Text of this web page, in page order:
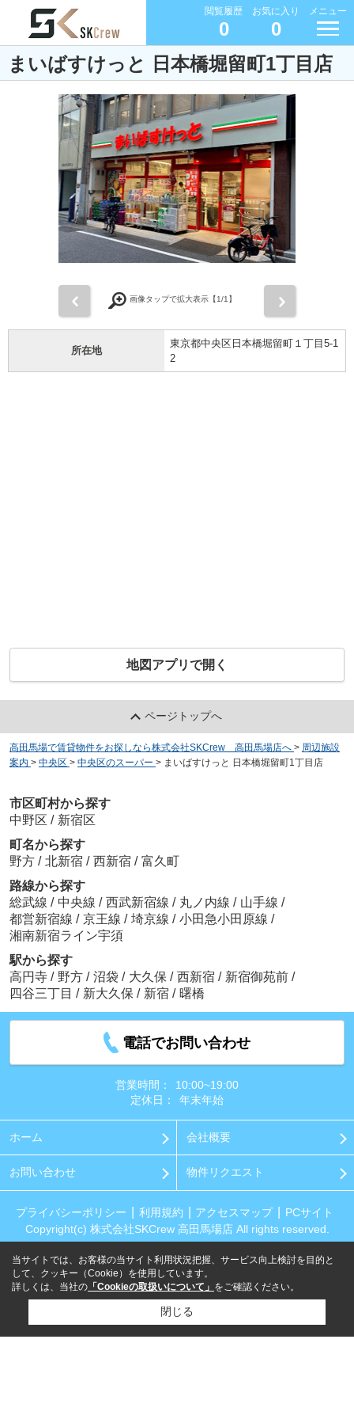
閲覧履歴
0
お気に入り
0
メニュー
まいばすけっと 日本橋堀留町1丁目店
画像タップで拡大表示【1/1】
所在地
東京都中央区日本橋堀留町１丁目5-1
2
地図アプリで開く
ページトップへ
高田馬場で賃貸物件をお探しなら株式会社SKCrew 高田馬場店へ > 周辺施設
案内 > 中央区 > 中央区のスーパー > まいばすけっと 日本橋堀留町1丁目店
市区町村から探す
中野区 / 新宿区
町名から探す
野方 / 北新宿 / 西新宿 / 富久町
路線から探す
総武線 / 中央線 / 西武新宿線 / 丸ノ内線 / 山手線 /
都営新宿線 / 京王線 / 埼京線 / 小田急小田原線 /
湘南新宿ライン宇須
駅から探す
高円寺 / 野方 / 沼袋 / 大久保 / 西新宿 / 新宿御苑前 /
四谷三丁目 / 新大久保 / 新宿 / 曙橋
電話でお問い合わせ
営業時間：
10:00~19:00
定休日：
年末年始
ホーム 会社概要
お問い合わせ 物件リクエスト
プライバシーポリシー 利用規約 アクセスマップ
PCサイト
Copyright(c) 株式会社SKCrew 高田馬場店 All rights reserved.
当サイトでは、お客様の当サイト利用状況把握、サービス向上検討を目的と
して、クッキー（Cookie）を使用しています。
詳しくは、当社の 「Cookieの取扱いについて」 をご確認ください。
閉じる